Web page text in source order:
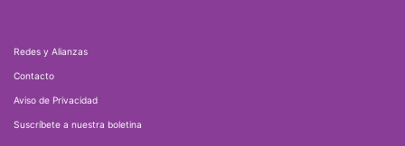
Redes y Alianzas
Contacto
Aviso de Privacidad
Suscríbete a nuestra boletina